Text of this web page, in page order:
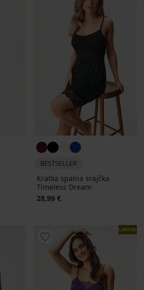
BESTSELLER
Kratka spalna srajčka
Timeless Dream
28,99 €
LIMITED